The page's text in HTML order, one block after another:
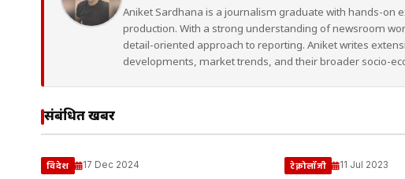
Aniket Sardhana is a journalism graduate with hands-on
production. With a strong understanding of newsroom
detail-oriented approach to reporting. Aniket writes
developments, market trends, and their broader socio-
संबंधित खबरें
विदेश 17 Dec 2024 टेक्नोलॉजी 11 Jul 2023